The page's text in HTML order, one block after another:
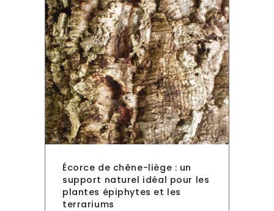
Écorce de chêne-liège : un
support naturel idéal pour les
plantes épiphytes et les
terrariums